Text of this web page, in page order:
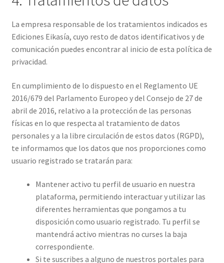
La empresa responsable de los tratamientos indicados es
Ediciones Eikasía, cuyo resto de datos identificativos y de
comunicación puedes encontrar al inicio de esta política de
privacidad.
En cumplimiento de lo dispuesto en el Reglamento UE
2016/679 del Parlamento Europeo y del Consejo de 27 de
abril de 2016, relativo a la protección de las personas
físicas en lo que respecta al tratamiento de datos
personales y a la libre circulación de estos datos (RGPD),
te informamos que los datos que nos proporciones como
usuario registrado se tratarán para:
Mantener activo tu perfil de usuario en nuestra
plataforma, permitiendo interactuar y utilizar las
diferentes herramientas que pongamos a tu
disposición como usuario registrado. Tu perfil se
mantendrá activo mientras no curses la baja
correspondiente.
Si te suscribes a alguno de nuestros portales para